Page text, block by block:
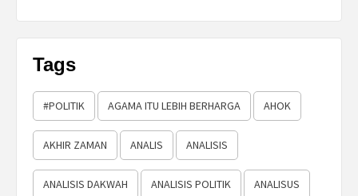
Tags
#POLITIK AGAMA ITU LEBIH BERHARGA AHOK
AKHIR ZAMAN ANALIS ANALISIS
ANALISIS DAKWAH ANALISIS POLITIK ANALISUS